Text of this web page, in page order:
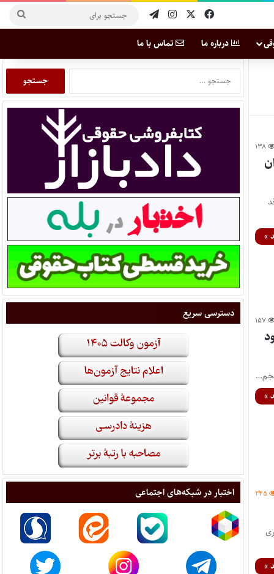
درباره ما تماس با ما
۱۳۸
»
۱۵۷
سال ۱۳۹۴ حدود
»
۲۴۵
»
دسترسی سریع
اختبار در شبکه‌های اجتماعی